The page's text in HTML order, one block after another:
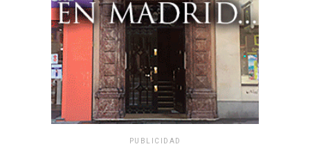
PUBLICIDAD